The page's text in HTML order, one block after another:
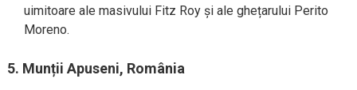
uimitoare ale masivului Fitz Roy și ale ghețarului Perito
Moreno.
5. Munții Apuseni, România